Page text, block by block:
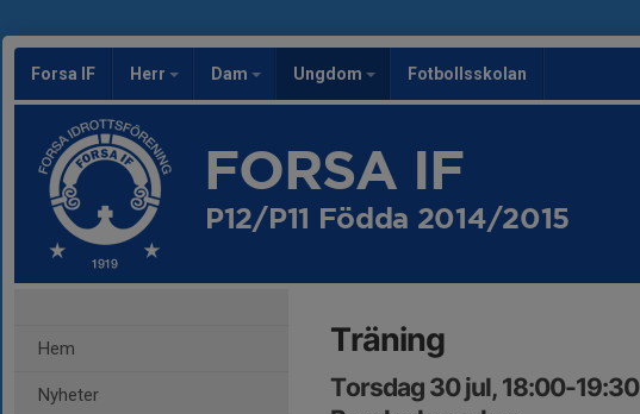
Forsa IF Herr Dam Ungdom Fotbollsskolan
FORSA IF
P12/P11 Födda 2014/2015
Hem
Nyheter
Träning
Torsdag 30 jul, 18:00-19:30